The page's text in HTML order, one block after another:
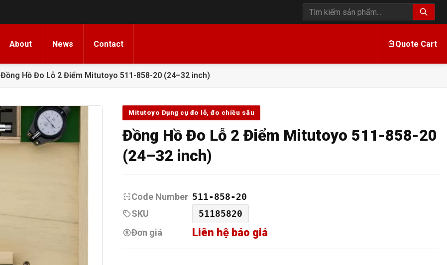
Tìm kiếm sản phẩm
About News Contact Quote Cart
Đồng Hồ Đo Lỗ 2 Điểm Mitutoyo 511-858-20 (24–32 inch)
Mitutoyo Dụng cụ đo lỗ, đo chiều sâu
Đồng Hồ Đo Lỗ 2 Điểm Mitutoyo 511-858-20
(24–32 inch)
Code Number 511-858-20
SKU
51185820
Đơn giá
Liên hệ báo giá